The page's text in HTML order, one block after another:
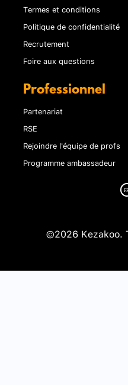
Termes et conditions
Politique de confidentialité
Recrutement
Foire aux questions
Professionnel
Partenariat
RSE
Rejoindre l'équipe de profs
Programme ambassadeur
©2026 Kezakoo.